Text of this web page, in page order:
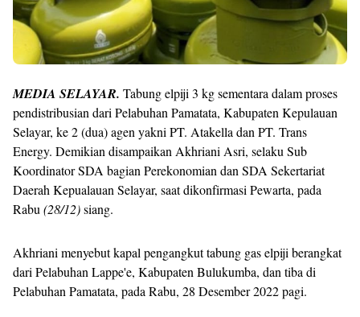
MEDIA SELAYAR. Tabung elpiji 3 kg sementara dalam proses
pendistribusian dari Pelabuhan Pamatata, Kabupaten Kepulauan
Selayar, ke 2 (dua) agen yakni PT. Atakella dan PT. Trans
Energy. Demikian disampaikan Akhriani Asri, selaku Sub
Koordinator SDA bagian Perekonomian dan SDA Sekertariat
Daerah Kepualauan Selayar, saat dikonfirmasi Pewarta, pada
Rabu (28/12)siang.
Akhriani menyebut kapal pengangkut tabung gas elpiji berangkat
dari Pelabuhan Lappe'e, Kabupaten Bulukumba, dan tiba di
Pelabuhan Pamatata, pada Rabu, 28 Desember 2022 pagi.